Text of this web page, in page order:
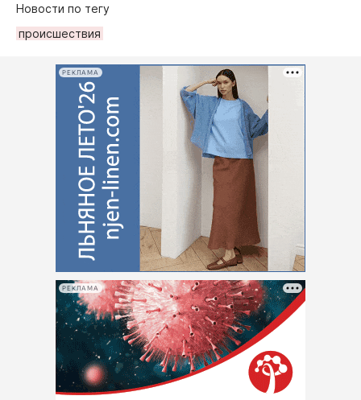
Новости по тегу
происшествия
РЕКЛАМА
РЕКЛАМА